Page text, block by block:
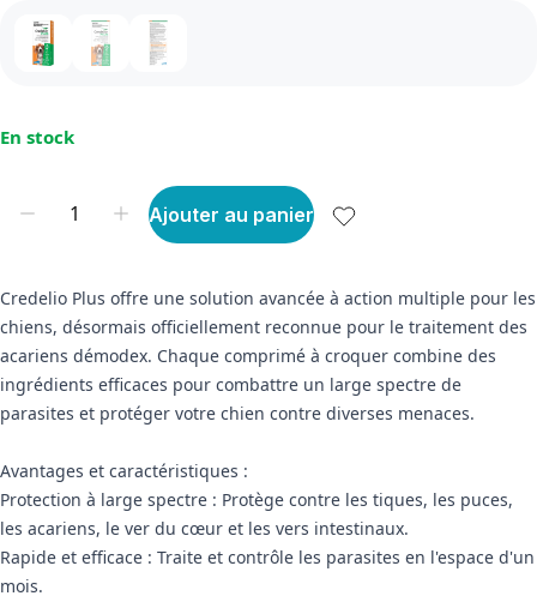
En stock
Ajouter au panier
Credelio Plus offre une solution avancée à action multiple pour les
chiens, désormais officiellement reconnue pour le traitement des
acariens démodex. Chaque comprimé à croquer combine des
ingrédients efficaces pour combattre un large spectre de
parasites et protéger votre chien contre diverses menaces.
Avantages et caractéristiques :
Protection à large spectre : Protège contre les tiques, les puces,
les acariens, le ver du cœur et les vers intestinaux.
Rapide et efficace : Traite et contrôle les parasites en l'espace d'un
mois.